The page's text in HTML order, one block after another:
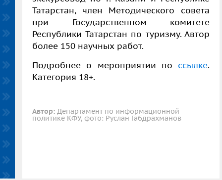
Татарстан, член Методического совета
при Государственном комитете
Республики Татарстан по туризму. Автор
более 150 научных работ.
Подробнее о мероприятии по ссылке.
Категория 18+.
Автор: Департамент по информационной
политике КФУ, фото: Руслан Габдрахманов